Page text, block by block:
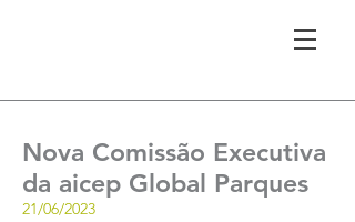
Nova Comissão Executiva
da aicep Global Parques
21/06/2023